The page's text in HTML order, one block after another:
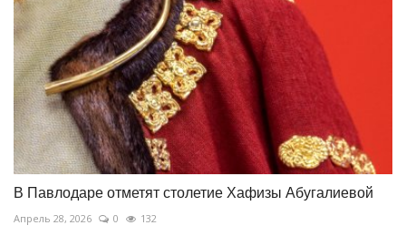
В Павлодаре отметят столетие Хафизы Абугалиевой
Апрель 28, 2026 0 132